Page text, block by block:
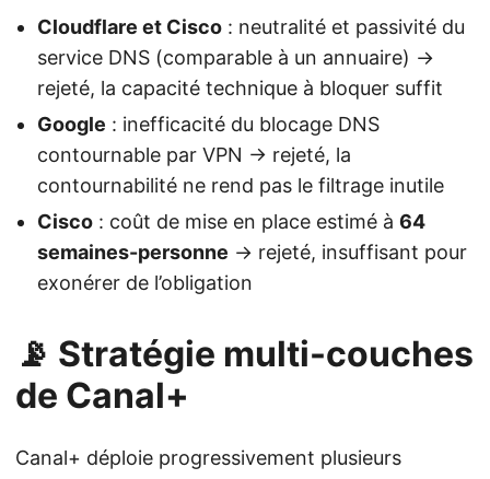
Cloudflare et Cisco : neutralité et passivité du
service DNS (comparable à un annuaire) →
rejeté, la capacité technique à bloquer suffit
Google : inefficacité du blocage DNS
contournable par VPN → rejeté, la
contournabilité ne rend pas le filtrage inutile
Cisco : coût de mise en place estimé à 64
semaines-personne → rejeté, insuffisant pour
exonérer de l’obligation
📡 Stratégie multi-couches
de Canal+
Canal+ déploie progressivement plusieurs